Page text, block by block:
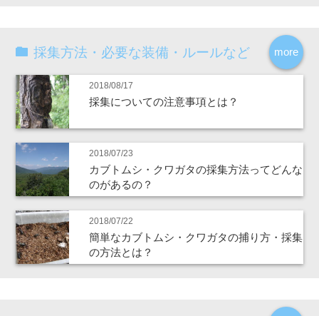
more
採集方法・必要な装備・ルールなど
2018/08/17
採集についての注意事項とは？
2018/07/23
カブトムシ・クワガタの採集方法ってどんな
のがあるの？
2018/07/22
簡単なカブトムシ・クワガタの捕り方・採集
の方法とは？